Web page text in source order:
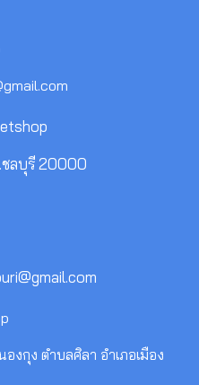
ลบุรี 20000
กุง ตำบลศิลา อำเภอเมือง